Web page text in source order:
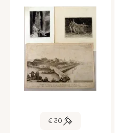
30 €